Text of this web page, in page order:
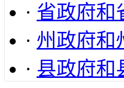
· 省政府和
· 州政府和
· 县政府和